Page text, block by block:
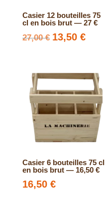
Casier 12 bouteilles 75
cl en bois brut — 27 €
27,00€ Le
était :
27,00 €.
13,50 €Le
est :
13,50 €.
Casier 6 bouteilles 75 cl
en bois brut — 16,50 €
16,50 €